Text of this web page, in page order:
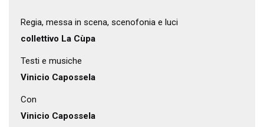
Regia, messa in scena, scenofonia e luci
collettivo La Cùpa
Testi e musiche
Vinicio Capossela
Con
Vinicio Capossela